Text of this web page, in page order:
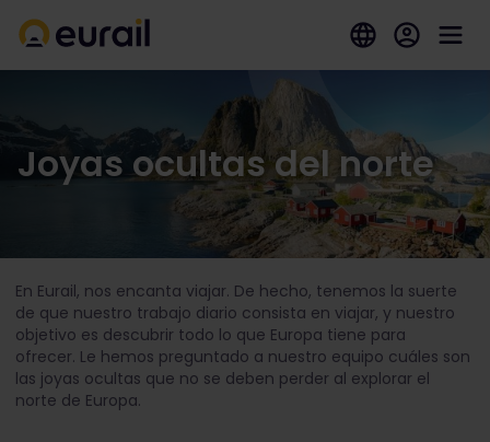
Joyas ocultas del norte
En Eurail, nos encanta viajar. De hecho, tenemos la suerte
de que nuestro trabajo diario consista en viajar, y nuestro
objetivo es descubrir todo lo que Europa tiene para
ofrecer. Le hemos preguntado a nuestro equipo cuáles son
las joyas ocultas que no se deben perder al explorar el
norte de Europa.